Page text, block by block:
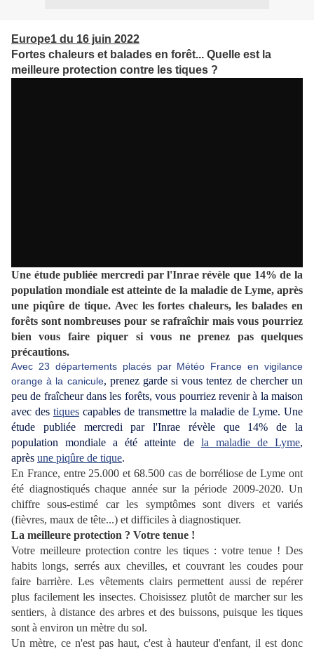
Europe1 du 16 juin 2022
Fortes chaleurs et balades en forêt... Quelle est la
meilleure protection contre les tiques ?
Une étude publiée mercredi par l'Inrae révèle que 14% de la
population mondiale est atteinte de la maladie de Lyme, après
une piqûre de tique. Avec les fortes chaleurs, les balades en
forêts sont nombreuses pour se rafraîchir mais vous pourriez
bien vous faire piquer si vous ne prenez pas quelques
précautions.
Avec 23 départements placés par Météo France en vigilance
orange à la canicule, prenez garde si vous tentez de chercher un
peu de fraîcheur dans les forêts, vous pourriez revenir à la maison
avec des tiquescapables de transmettre la maladie de Lyme. Une
étude publiée mercredi par l'Inrae révèle que 14% de la
population mondiale a été atteinte de la maladie de Lyme,
après une piqûre de tique.
En France, entre 25.000 et 68.500 cas de borréliose de Lyme ont
été diagnostiqués chaque année sur la période 2009-2020. Un
chiffre sous-estimé car les symptômes sont divers et variés
(fièvres, maux de tête...) et difficiles à diagnostiquer.
La meilleure protection ? Votre tenue !
Votre meilleure protection contre les tiques : votre tenue ! Des
habits longs, serrés aux chevilles, et couvrant les coudes pour
faire barrière. Les vêtements clairs permettent aussi de repérer
plus facilement les insectes. Choisissez plutôt de marcher sur les
sentiers, à distance des arbres et des buissons, puisque les tiques
sont à environ un mètre du sol.
Un mètre, ce n'est pas haut, c'est à hauteur d'enfant, il est donc